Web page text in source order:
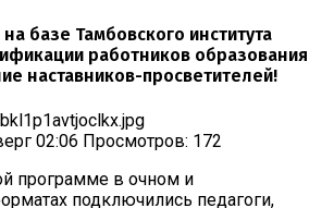
базе Тамбовского института
работников образования
наставников-просветителей!
02:06 Просмотров: 172
программе в очном и
подключились педагоги,